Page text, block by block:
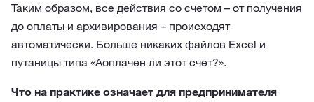
Таким образом, все действия со счетом – от получения
до оплаты и архивирования – происходят
автоматически. Больше никаких файлов Excel и
путаницы типа «Аоплачен ли этот счет?».
Что на практике означает для предпринимателя